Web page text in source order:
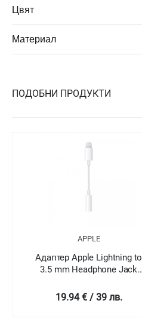
Цвят
Материал
ПОДОБНИ ПРОДУКТИ
APPLE
Адаптер Apple Lightning to
3.5 mm Headphone Jack
19.94 € / 39 лв.